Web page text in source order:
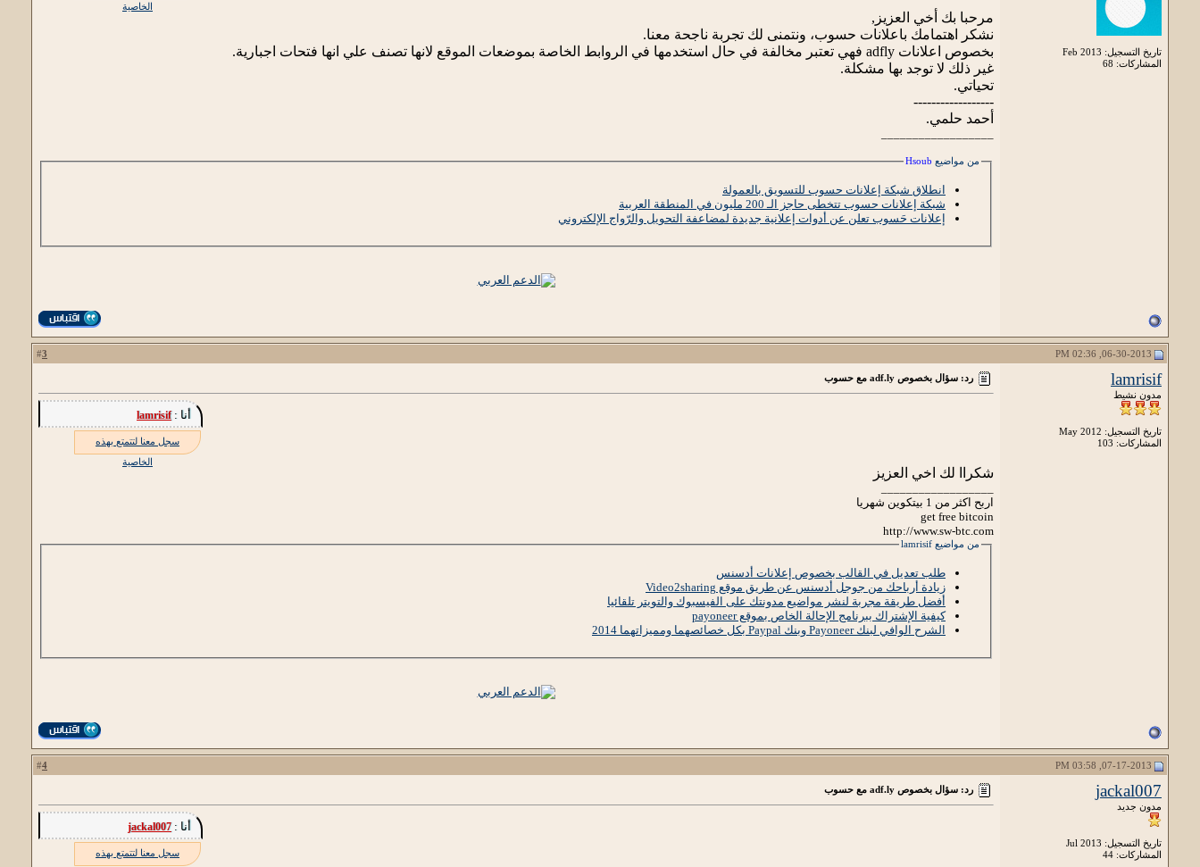
تاريخ التسجيل: Feb 2013
المشاركات: 68
الخاصية
مرحبا بك أخي العزيز,
نشكر اهتمامك باعلانات حسوب، ونتمنى لك تجربة ناجحة معنا.
بخصوص اعلانات adfly فهي تعتبر مخالفة في حال استخدمها في الروابط الخاصة بموضعات الموقع لانها تصنف علي انها فتحات اجبارية.
غير ذلك لا توجد بها مشكلة.
تحياتي.
------------------
أحمد حلمي.
من مواضيع Hsoub
انطلاق شبكة إعلانات حسوب للتسويق بالعمولة
شبكة إعلانات حسوب تتخطى حاجز الـ 200 مليون في المنطقة العربية
إعلانات حَسوب تعلن عن أدوات إعلانية جديدة لمضاعفة التحويل والرّواج الإلكتروني
3
lamrisif
مدون نشيط
تاريخ التسجيل: May 2012
المشاركات: 103
رد: سؤال بخصوص adf.ly مع حسوب
أنا :lamrisif
سجل معنا لتتمتع بهذه
الخاصية
شكراا لك اخي العزيز
اربح اكثر من 1 بيتكوين شهريا
get free bitcoin
http://www.sw-btc.com
من مواضيع lamrisif
طلب تعديل في القالب بخصوص إعلانات أدسنس
زيادة أرباحك من جوجل أدسنس عن طريق موقع Video2sharing
أفضل طريقة مجربة لنشر مواضيع مدونتك على الفيسبوك والتويتر تلقائيا
كيفية الإشتراك ببرنامج الإحالة الخاص بموقع payoneer
الشرح الوافي لبنك Payoneer وبنك Paypal بكل خصائصهما ومميزاتهما 2014
4
jackal007
مدون جديد
تاريخ التسجيل: Jul 2013
المشاركات: 44
رد: سؤال بخصوص adf.ly مع حسوب
أنا :jackal007
سجل معنا لتتمتع بهذه